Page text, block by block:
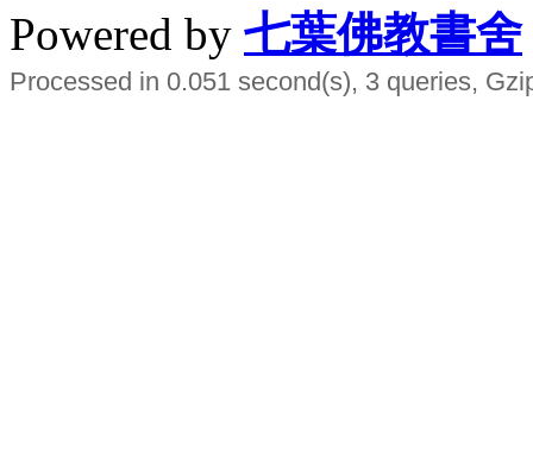
Powered by 七葉佛教書舍
Processed in 0.051 second(s), 3 queries,